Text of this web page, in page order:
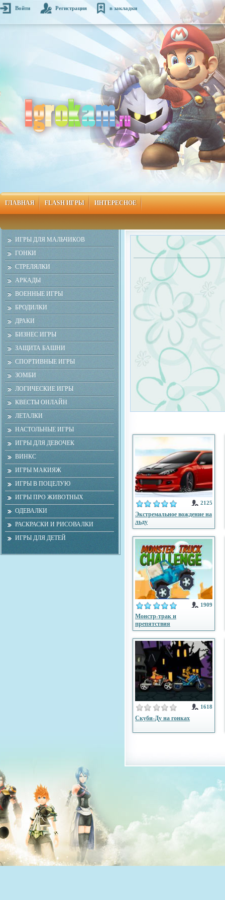
Войти Регистрация в закладки
ГЛАВНАЯ FLASH ИГРЫ ИНТЕРЕСНОЕ
ИГРЫ ДЛЯ МАЛЬЧИКОВ
ГОНКИ
СТРЕЛЯЛКИ
АРКАДЫ
ВОЕННЫЕ ИГРЫ
БРОДИЛКИ
ДРАКИ
БИЗНЕС ИГРЫ
ЗАЩИТА БАШНИ
СПОРТИВНЫЕ ИГРЫ
ЗОМБИ
ЛОГИЧЕСКИЕ ИГРЫ
КВЕСТЫ ОНЛАЙН
ЛЕТАЛКИ
НАСТОЛЬНЫЕ ИГРЫ
ИГРЫ ДЛЯ ДЕВОЧЕК
ВИНКС
ИГРЫ МАКИЯЖ
ИГРЫ В ПОЦЕЛУЮ
ИГРЫ ПРО ЖИВОТНЫХ
ОДЕВАЛКИ
РАСКРАСКИ И РИСОВАЛКИ
ИГРЫ ДЛЯ ДЕТЕЙ
2125
Экстремальное вождение на
льду
1909
Монстр-трак и
препятствия
1618
Скуби-Ду на гонках